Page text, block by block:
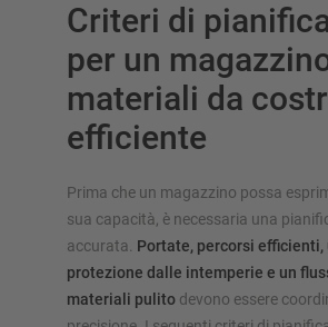
Criteri di
per un
materiali da
efficiente
Prima che un magazzino possa
sua capacità, è necessaria una
accurata. Portate, percorsi efficienti,
protezione dalle intemperie e un
materiali pulito devono essere